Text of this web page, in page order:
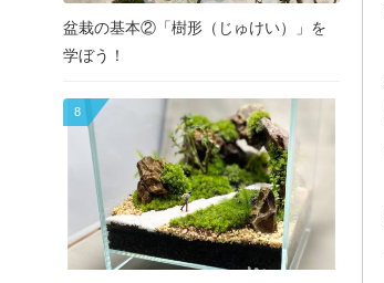
盆栽の基本②「樹形（じゅけい）」を
学ぼう！
8